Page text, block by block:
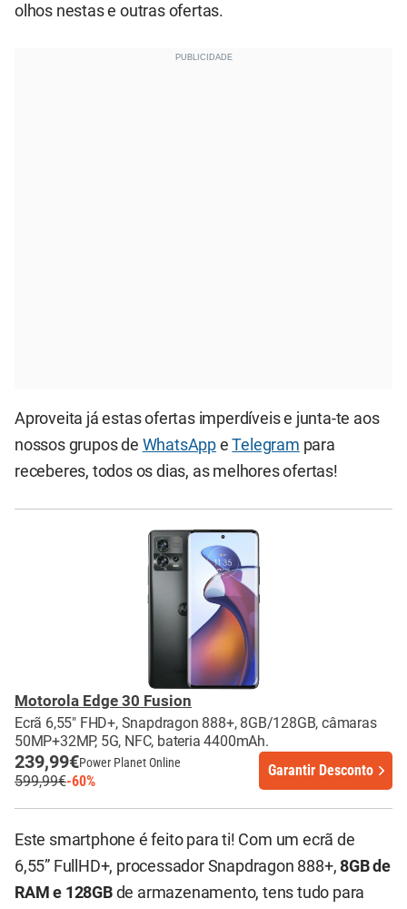
olhos nestas e outras ofertas.
Aproveita já estas ofertas imperdíveis e junta-te aos
nossos grupos de WhatsApp eTelegram para
receberes, todos os dias, as melhores ofertas!
Motorola Edge 30 Fusion
Ecrã 6,55" FHD+, Snapdragon 888+, 8GB/128GB, câmaras
50MP+32MP, 5G, NFC, bateria 4400mAh.
239,99€Power Planet Online
599,99€-60%
Garantir Desconto
Este smartphone é feito para ti! Com um ecrã de
6,55” FullHD+, processador Snapdragon 888+,8GB de
RAM e 128GB de armazenamento, tens tudo para